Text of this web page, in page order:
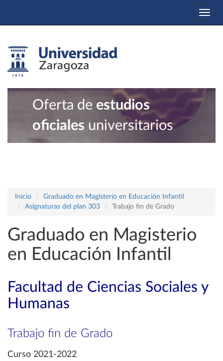
Oferta de estudios
oficiales universitarios
Inicio
Graduado en Magisterio en Educación Infantil
Asignaturas del plan 303
Trabajo fin de Grado
Graduado en Magisterio
en Educación Infantil
Facultad de Ciencias Sociales y
Humanas
Trabajo fin de Grado
Curso 2021-2022